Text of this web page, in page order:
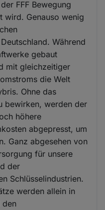
FFF Bewegung
wird. Genauso wenig
Während
gebaut
mit gleichzeitiger
die Welt
Ohne das
bewirken, werden der
höhere
abgepresst, um
Ganz abgesehen von
für unsere
der
Schlüsselindustrien.
werden allein in
den